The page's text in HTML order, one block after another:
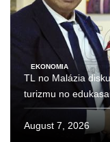
EKONOMIA
TL no Malázia
turizmu no
August 7, 2026